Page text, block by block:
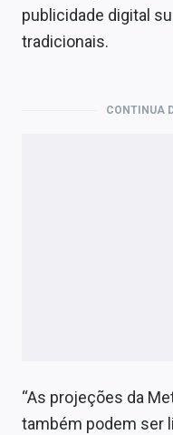
publicidade digital
tradicionais.
CONTINUA
“As projeções da
também podem ser